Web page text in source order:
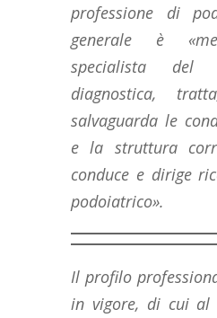
professione di
generale è
specialista del
diagnostica,
salvaguarda le
e la struttura
conduce e dirige
podoiatrico».
Il profilo
in vigore, di cui al